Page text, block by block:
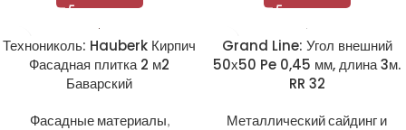
Технониколь: Hauberk Кирпич
Фасадная плитка 2 м2
Баварский
Фасадные материалы,
Grand Line: Угол внешний
50х50 Pe 0,45 мм, длина 3м.
RR 32
Металлический сайдинг и